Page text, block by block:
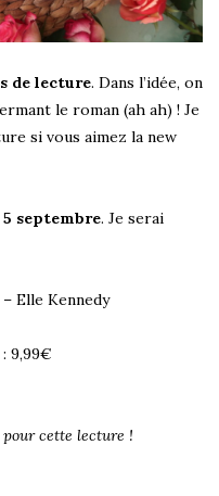
de lecture. Dans l’idée, on
le roman (ah ah) ! Je
si vous aimez la new
septembre. Je serai
Elle Kennedy
9,99€
cette lecture !